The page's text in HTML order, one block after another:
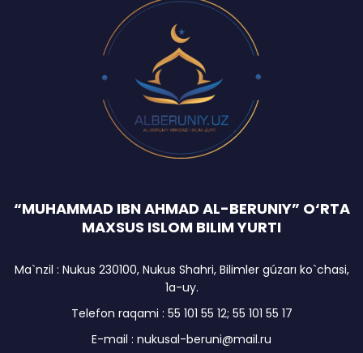
“MUHAMMAD IBN AHMAD AL-BERUNIY” O‘RTA
MAXSUS ISLOM BILIM YURTI
Ma`nzil : Nukus 230100, Nukus Shahri, Bilimler gúzarı ko`chasi,
1a-uy.
Telefon raqami : 55 101 55 12; 55 101 55 17
E-mail : nukusal-beruni@mail.ru